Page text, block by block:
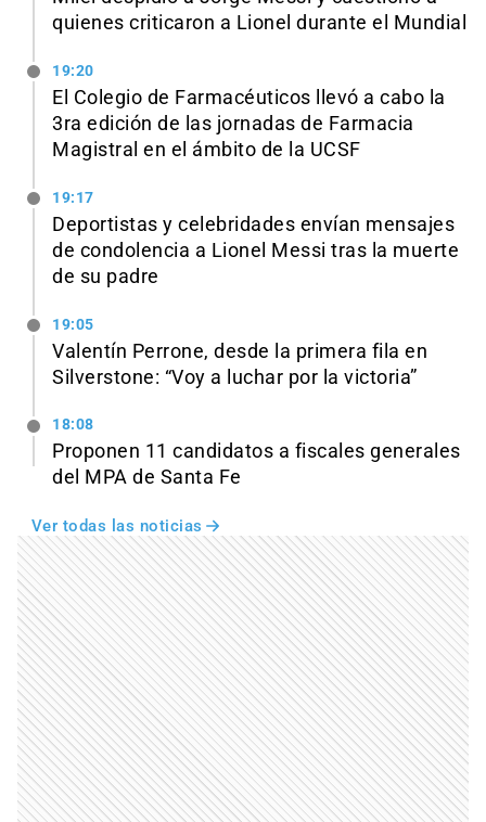
quienes criticaron a Lionel durante el Mundial
19:20
El Colegio de Farmacéuticos llevó a cabo la
3ra edición de las jornadas de Farmacia
Magistral en el ámbito de la UCSF
19:17
Deportistas y celebridades envían mensajes
de condolencia a Lionel Messi tras la muerte
de su padre
19:05
Valentín Perrone, desde la primera fila en
Silverstone: “Voy a luchar por la victoria”
18:08
Proponen 11 candidatos a fiscales generales
del MPA de Santa Fe
Ver todas las noticias